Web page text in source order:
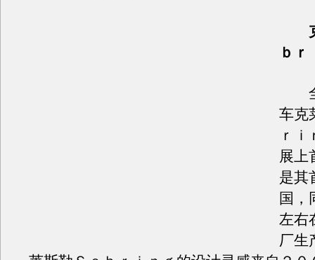
ｂｒ
全
车克
ｒ
展上
是其
国，
左右
厂生